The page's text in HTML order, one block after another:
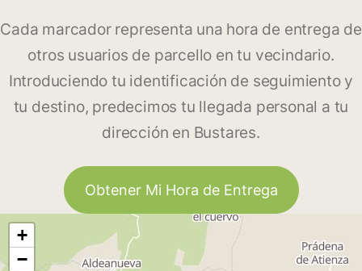
Cada marcador representa una hora de entrega de
otros usuarios de parcello en tu vecindario.
Introduciendo tu identificación de seguimiento y
tu destino, predecimos tu llegada personal a tu
dirección en Bustares.
Obtener Mi Hora de Entrega
+
−